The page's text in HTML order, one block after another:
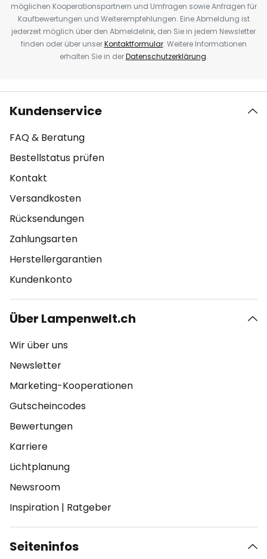
möglichen Kooperationspartnern und Umfragen sowie Anfragen für
Kaufbewertungen und Weiterempfehlungen. Eine Abmeldung ist
jederzeit möglich über den Abmeldelink, den Sie in jedem Newsletter
finden oder über unserKontaktformular. Weitere Informationen
erhalten Sie in derDatenschutzerklärung.
Kundenservice
FAQ & Beratung
Bestellstatus prüfen
Kontakt
Versandkosten
Rücksendungen
Zahlungsarten
Herstellergarantien
Kundenkonto
Über Lampenwelt.ch
Wir über uns
Newsletter
Marketing-Kooperationen
Gutscheincodes
Bewertungen
Karriere
Lichtplanung
Newsroom
Inspiration | Ratgeber
Seiteninfos